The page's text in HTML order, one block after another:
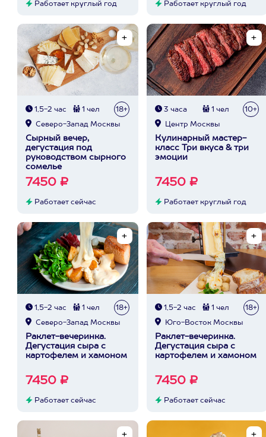
Работает круглый год Работает круглый год
1,5-2 час 1 чел 18+
Северо-Запад Москвы
Сырный вечер,
дегустация под
руководством сырного
сомелье
7450 ₽
Работает сейчас
3 часа 1 чел 10+
Центр Москвы
Кулинарный мастер-
класс Три вкуса & три
эмоции
7450 ₽
Работает круглый год
1,5-2 час 1 чел 18+
Северо-Запад Москвы
Раклет-вечеринка.
Дегустация сыра с
картофелем и хамоном
7450 ₽
Работает сейчас
1,5-2 час 1 чел 18+
Юго-Восток Москвы
Раклет-вечеринка.
Дегустация сыра с
картофелем и хамоном
7450 ₽
Работает сейчас